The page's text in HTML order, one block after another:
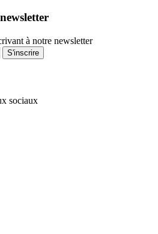
à notre newsletter
S'inscrire
sociaux